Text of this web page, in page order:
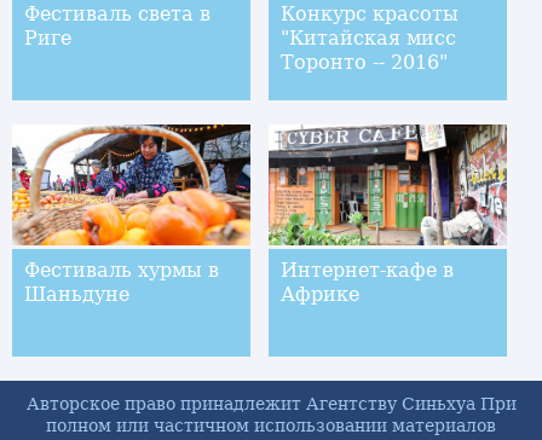
Фестиваль света в
Риге
Конкурс красоты
"Китайская мисс
Торонто -- 2016"
Фестиваль хурмы в
Шаньдуне
Интернет-кафе в
Африке
Авторское право принадлежит Агентству Синьхуа При
полном или частичном использовании материалов